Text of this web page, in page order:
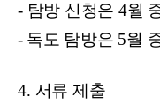
- 탐방 신청은 4월
- 독도 탐방은 5월
4. 서류 제출